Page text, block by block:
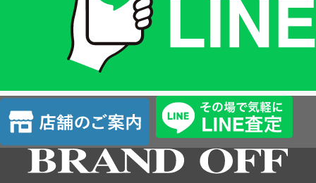
査
定
店
舗
の